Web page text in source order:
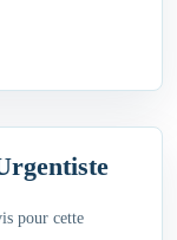
pour cette